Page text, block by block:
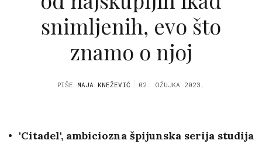
snimljenih, evo što
znamo o njoj
PIŠE MAJA KNEŽEVIĆ 02. OŽUJKA 2023.
'Citadel', ambiciozna špijunska serija studija